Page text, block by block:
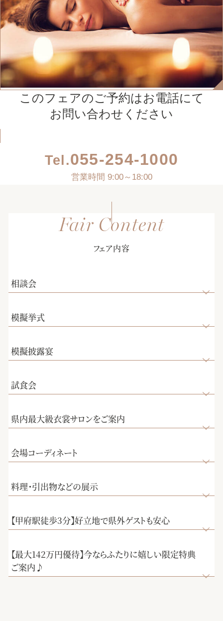
このフェアのご予約はお電話にて
お問い合わせください
Tel.055-254-1000
営業時間 9:00～18:00
フェア内容
相談会
模擬挙式
模擬披露宴
試食会
県内最大級衣裳サロンをご案内
会場コーディネート
料理・引出物などの展示
【甲府駅徒歩3分】好立地で県外ゲストも安心
【最大142万円優待】今ならふたりに嬉しい限定特典
ご案内♪